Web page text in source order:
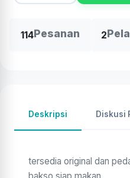
114Pesanan 2
Deskripsi Diskusi
tersedia original dan
bakso siap makan